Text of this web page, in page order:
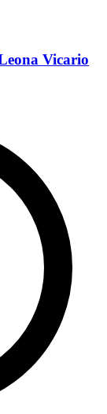
Vicario